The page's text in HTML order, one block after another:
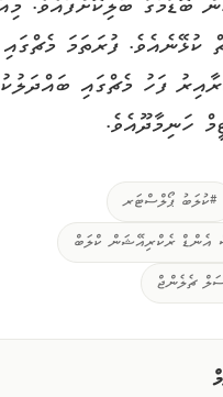
ބޮޑުމަގު ބަލިކޮށްފައެވެ.
2 މެޗް ކުޅޭނެއެވެ. ފުރަތަމަ
ފަހު މެޗްގައި
ހަނިމާދޫއެވެ.
#ކުލަބު ޕޯލްސްޓަރ
އެންޑް ރެކްރިއޭޝަން ކްލަބް
ޗެލެންޖް